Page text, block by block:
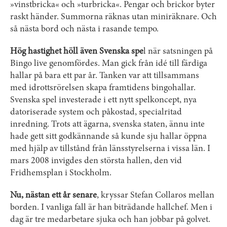
»vinstbricka« och »turbricka«. Pengar och brickor byter
raskt händer. Summorna räknas utan miniräknare. Och
så nästa bord och nästa i rasande tempo.
Hög hastighet höll även Svenska spel när satsningen på
Bingo live genomfördes. Man gick från idé till färdiga
hallar på bara ett par år. Tanken var att tillsammans
med idrottsrörelsen skapa framtidens bingo­hallar.
Svenska spel investerade i ett nytt spelkoncept, nya
datoriserade system och påkostad, specialritad
inredning. Trots att ägarna, svenska staten, ännu inte
hade gett sitt godkännande så kunde sju hallar öppna
med hjälp av tillstånd från länsstyrelserna i vissa län. I
mars 2008 invigdes den största hallen, den vid
Fridhemsplan i Stockholm.
Nu, nästan ett år senare, kryssar Stefan Collaros mellan
borden. I vanliga fall är han biträdande hallchef. Men i
dag är tre medarbetare sjuka och han jobbar på golvet.